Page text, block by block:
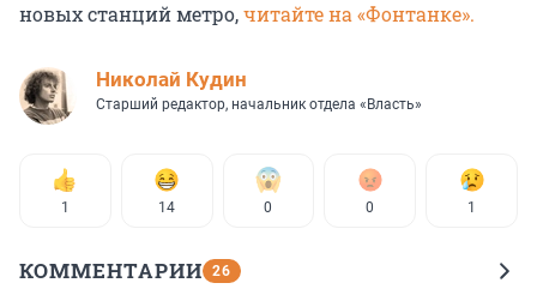
новых станций метро,читайте на «Фонтанке».
Николай Кудин
Старший редактор, начальник отдела «Власть»
1 14 0 0 1
КОММЕНТАРИИ 26